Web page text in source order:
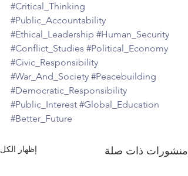
#Critical_Thinking
#Public_Accountability
#Ethical_Leadership #Human_Security
#Conflict_Studies #Political_Economy
#Civic_Responsibility
#War_And_Society #Peacebuilding
#Democratic_Responsibility
#Public_Interest #Global_Education
#Better_Future
منشورات ذات صلة إظهار الكل